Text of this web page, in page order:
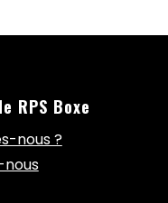
RPS Boxe
nous ?